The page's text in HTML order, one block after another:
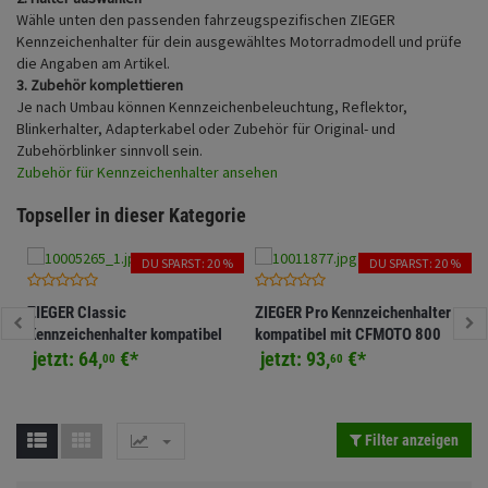
Sturzbügel und
Rucksäcke
Fahrwerk
Zubehör
Merchandise
Wähle unten den passenden fahrzeugspezifischen ZIEGER
Kennzeichenhalter für dein ausgewähltes Motorradmodell und prüfe
die Angaben am Artikel.
3. Zubehör komplettieren
Je nach Umbau können Kennzeichenbeleuchtung, Reflektor,
Blinkerhalter, Adapterkabel oder Zubehör für Original- und
Zubehörblinker sinnvoll sein.
Zubehör für Kennzeichenhalter ansehen
Topseller in dieser Kategorie
ZIEGER Classic
Kennzeichenhalter kompatibel
mit KTM 690 SMC R / 690
jetzt: 64,00 €*
DU SPARST: 20 %
ZIEGER Pro Kennzeichenhalter
kompatibel mit CFMOTO 800
NK
jetzt: 93,60 €*
DU SPARST: 20 %
Filter anzeigen